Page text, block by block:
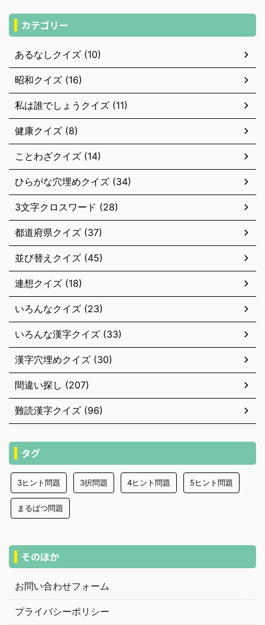
カテゴリー
あるなしクイズ (10)
昭和クイズ (16)
私は誰でしょうクイズ (11)
健康クイズ (8)
ことわざクイズ (14)
ひらがな穴埋めクイズ (34)
3文字クロスワード (28)
都道府県クイズ (37)
並び替えクイズ (45)
連想クイズ (18)
いろんなクイズ (23)
いろんな漢字クイズ (33)
漢字穴埋めクイズ (30)
間違い探し (207)
難読漢字クイズ (96)
タグ
3ヒント問題 3択問題 4ヒント問題 5ヒント問題
まるばつ問題
そのほか
お問い合わせフォーム
プライバシーポリシー